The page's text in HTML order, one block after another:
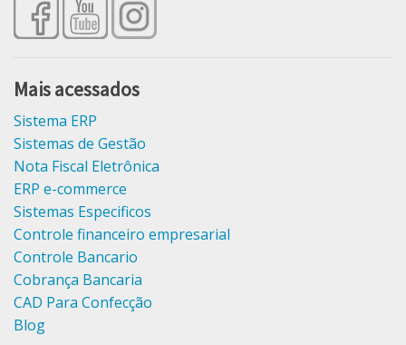
Mais acessados
Sistema ERP
Sistemas de Gestão
Nota Fiscal Eletrônica
ERP e-commerce
Sistemas Especificos
Controle financeiro empresarial
Controle Bancario
Cobrança Bancaria
CAD Para Confecção
Blog